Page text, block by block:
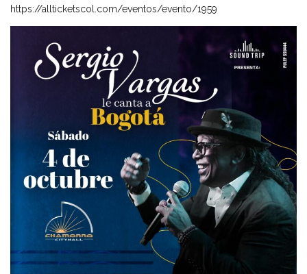
https://allticketscol.com/eventos/evento/1959